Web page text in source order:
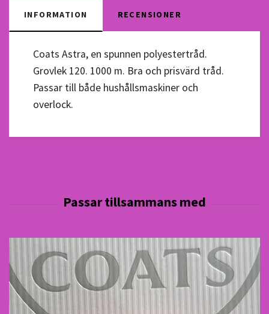
INFORMATION RECENSIONER
Coats Astra, en spunnen polyestertråd.
Grovlek 120. 1000 m. Bra och prisvärd tråd.
Passar till både hushållsmaskiner och
overlock.